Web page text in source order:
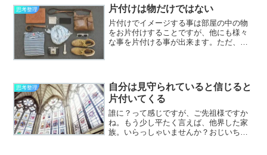
か？私は正直、スケジュール管理はそれ
ほど得意ではありません。...
思考整理 片付けは物だけではない
片付けでイメージする事は部屋の中の物
をお片付けすることですが、他にも様々
な事を片付ける事が出来ます。ただ、一
（思考）、頭の中・時間（...
思考整理
自分は見守られていると信じると
片付いてくる
誰に？って感じですが、ご先祖様ですか
ね。もう少し平たく言えば、他界した家
族。いらっしゃいませんか？おじいちゃ